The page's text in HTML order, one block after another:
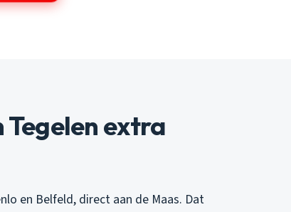
Tegelen extra
en Belfeld, direct aan de Maas. Dat